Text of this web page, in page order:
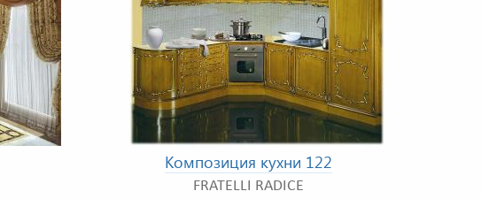
Композиция кухни 122
FRATELLI RADICE